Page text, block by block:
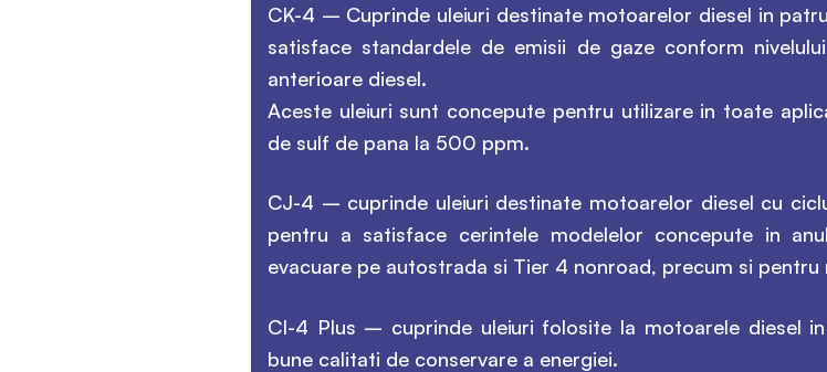
CK-4 – Cuprinde uleiuri destinate motoarelor diesel in
satisface standardele de emisii de gaze conform
anterioare diesel.
Aceste uleiuri sunt concepute pentru utilizare in toate
de sulf de pana la 500 ppm.
CJ-4 – cuprinde uleiuri destinate motoarelor diesel cu
pentru a satisface cerintele modelelor concepute in
evacuare pe autostrada si Tier 4 nonroad, precum si
CI-4 Plus – cuprinde uleiuri folosite la motoarele diesel
bune calitati de conservare a energiei.